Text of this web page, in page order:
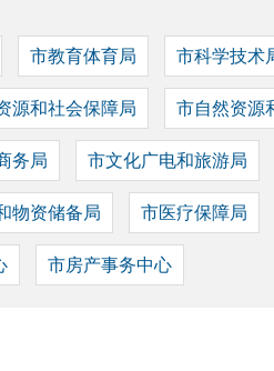
市教育体育局 市科学技术
源和社会保障局 市自然资源
务局 市文化广电和旅游局
物资储备局 市医疗保障局
市房产事务中心